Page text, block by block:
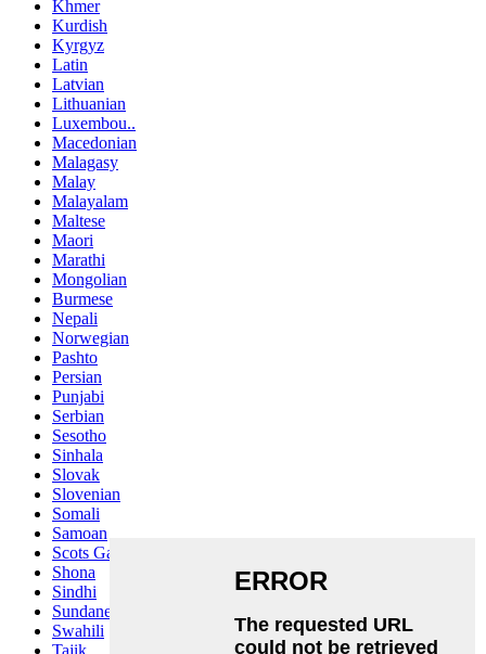
Khmer
Kurdish
Kyrgyz
Latin
Latvian
Lithuanian
Luxembou..
Macedonian
Malagasy
Malay
Malayalam
Maltese
Maori
Marathi
Mongolian
Burmese
Nepali
Norwegian
Pashto
Persian
Punjabi
Serbian
Sesotho
Sinhala
Slovak
Slovenian
Somali
Samoan
Scots Gaelic
Shona
Sindhi
Sundanese
Swahili
Tajik